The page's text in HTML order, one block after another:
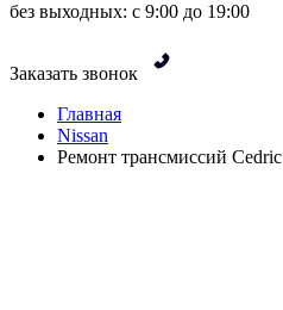
без выходных: с 9:00 до 19:00
Заказать звонок
Главная
Nissan
Ремонт трансмиссий Cedric